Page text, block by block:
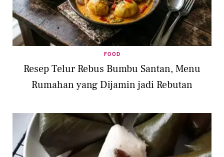
FOOD
Resep Telur Rebus Bumbu Santan, Menu
Rumahan yang Dijamin jadi Rebutan